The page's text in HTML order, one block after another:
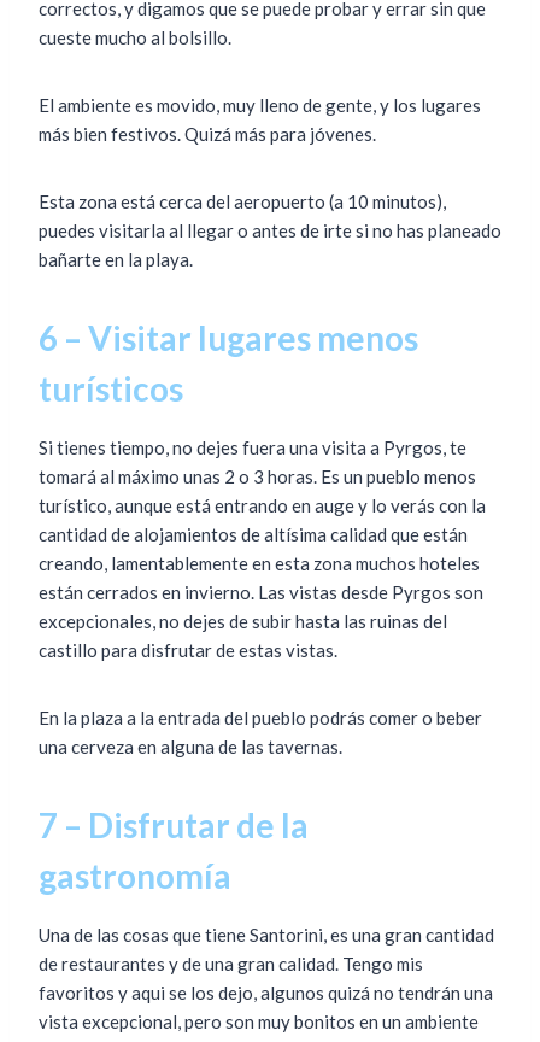
correctos, y digamos que se puede probar y errar sin que
cueste mucho al bolsillo.
El ambiente es movido, muy lleno de gente, y los lugares
más bien festivos. Quizá más para jóvenes.
Esta zona está cerca del aeropuerto (a 10 minutos),
puedes visitarla al llegar o antes de irte si no has planeado
bañarte en la playa.
6 – Visitar lugares menos
turísticos
Si tienes tiempo, no dejes fuera una visita a Pyrgos, te
tomará al máximo unas 2 o 3 horas. Es un pueblo menos
turístico, aunque está entrando en auge y lo verás con la
cantidad de alojamientos de altísima calidad que están
creando, lamentablemente en esta zona muchos hoteles
están cerrados en invierno. Las vistas desde Pyrgos son
excepcionales, no dejes de subir hasta las ruinas del
castillo para disfrutar de estas vistas.
En la plaza a la entrada del pueblo podrás comer o beber
una cerveza en alguna de las tavernas.
7 – Disfrutar de la
gastronomía
Una de las cosas que tiene Santorini, es una gran cantidad
de restaurantes y de una gran calidad. Tengo mis
favoritos y aqui se los dejo, algunos quizá no tendrán una
vista excepcional, pero son muy bonitos en un ambiente